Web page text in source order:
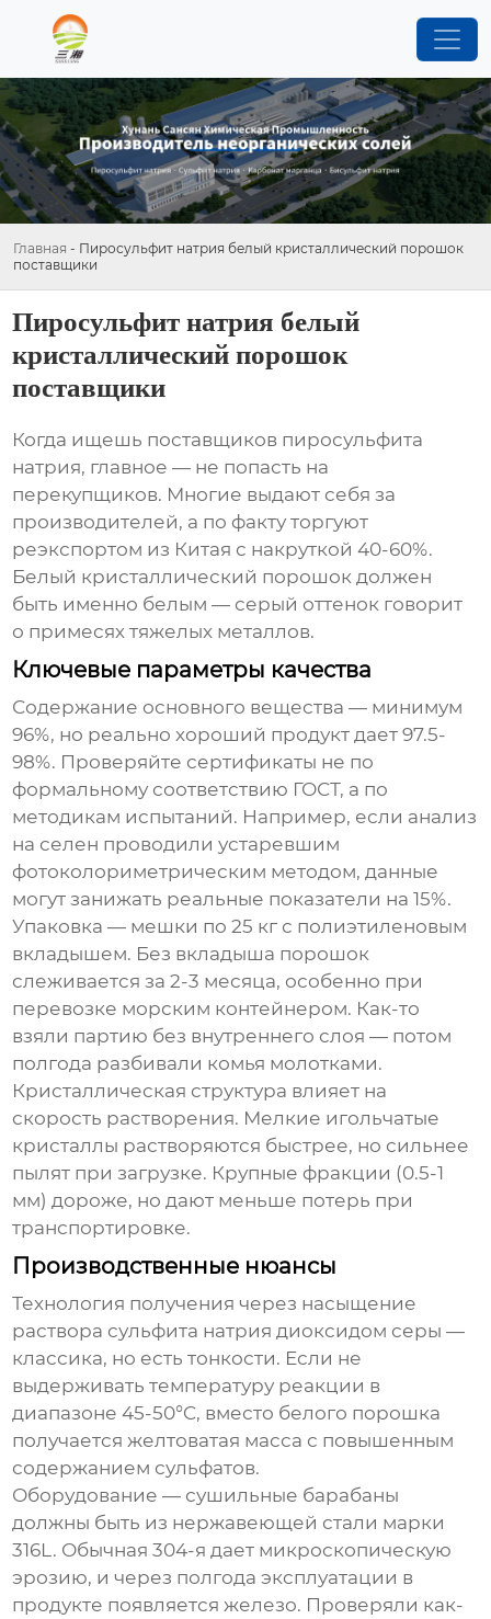
Главная - Пиросульфит натрия белый кристаллический порошок
поставщики
Пиросульфит натрия белый
кристаллический порошок
поставщики
Когда ищешь поставщиков пиросульфита
натрия, главное — не попасть на
перекупщиков. Многие выдают себя за
производителей, а по факту торгуют
реэкспортом из Китая с накруткой 40-60%.
Белый кристаллический порошок должен
быть именно белым — серый оттенок говорит
о примесях тяжелых металлов.
Ключевые параметры качества
Содержание основного вещества — минимум
96%, но реально хороший продукт дает 97.5-
98%. Проверяйте сертификаты не по
формальному соответствию ГОСТ, а по
методикам испытаний. Например, если анализ
на селен проводили устаревшим
фотоколориметрическим методом, данные
могут занижать реальные показатели на 15%.
Упаковка — мешки по 25 кг с полиэтиленовым
вкладышем. Без вкладыша порошок
слеживается за 2-3 месяца, особенно при
перевозке морским контейнером. Как-то
взяли партию без внутреннего слоя — потом
полгода разбивали комья молотками.
Кристаллическая структура влияет на
скорость растворения. Мелкие игольчатые
кристаллы растворяются быстрее, но сильнее
пылят при загрузке. Крупные фракции (0.5-1
мм) дороже, но дают меньше потерь при
транспортировке.
Производственные нюансы
Технология получения через насыщение
раствора сульфита натрия диоксидом серы —
классика, но есть тонкости. Если не
выдерживать температуру реакции в
диапазоне 45-50°C, вместо белого порошка
получается желтоватая масса с повышенным
содержанием сульфатов.
Оборудование — сушильные барабаны
должны быть из нержавеющей стали марки
316L. Обычная 304-я дает микроскопическую
эрозию, и через полгода эксплуатации в
продукте появляется железо. Проверяли как-